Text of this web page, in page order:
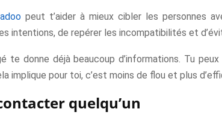
peut t’aider à mieux cibler les personnes
intentions, de repérer les incompatibilités et
te donne déjà beaucoup d’informations. Tu
implique pour toi, c’est moins de flou et plus
quelqu’un